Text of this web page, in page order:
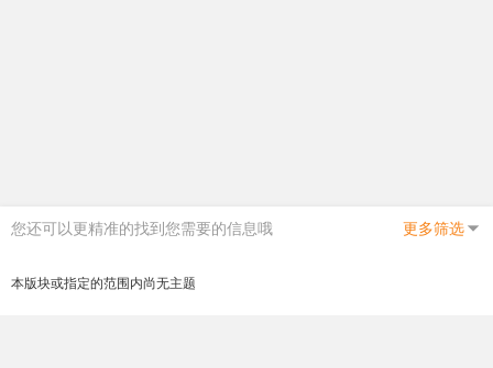
您还可以更精准的找到您需要的信息哦 更多筛选
本版块或指定的范围内尚无主题